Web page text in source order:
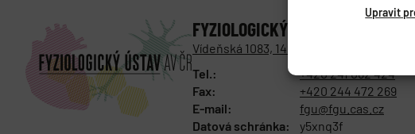
Upravit
FYZIOLOGICKÝ ÚSTAV
Vídeňská 1083, 142 00 Praha 4
Tel.:
+420 241 062 424
Fax:
+420 244 472 269
E-mail:
fgu@fgu.cas.cz
Datová schránka:
y5xnq3f